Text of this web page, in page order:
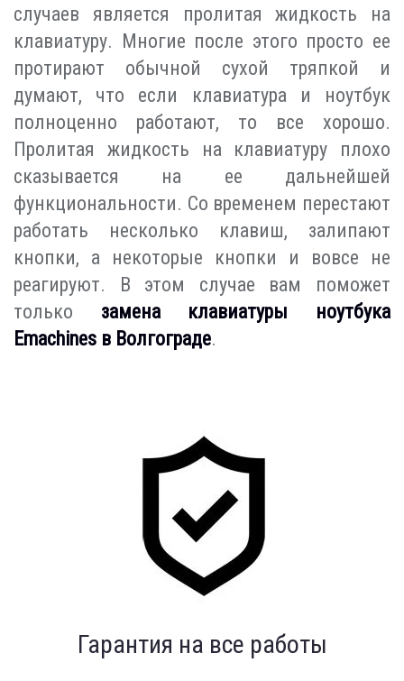
случаев является пролитая жидкость на
клавиатуру. Многие после этого просто ее
протирают обычной сухой тряпкой и
думают, что если клавиатура и ноутбук
полноценно работают, то все хорошо.
Пролитая жидкость на клавиатуру плохо
сказывается на ее дальнейшей
функциональности. Со временем перестают
работать несколько клавиш, залипают
кнопки, а некоторые кнопки и вовсе не
реагируют. В этом случае вам поможет
только замена клавиатуры ноутбука
Emachines в Волгограде.
Индивидуальный подход